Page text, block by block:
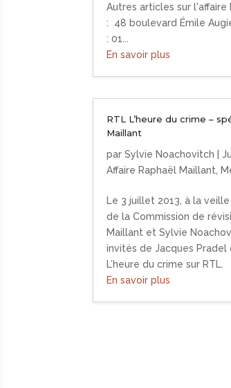
Autres articles sur l'affaire
: 48 boulevard Émile
: 01...
En savoir plus
RTL L’heure du crime –
Maillant
parSylvie Noachovitch |
Affaire Raphaël Maillant
Le 3 juillet 2013, à la
de la Commission de
Maillant et Sylvie
invités de Jacques Pradel
L’heure du crime sur RTL.
En savoir plus